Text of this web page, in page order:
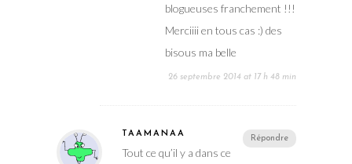
blogueuses franchement !!!
Merciiii en tous cas :) des
bisous ma belle
26 septembre 2014 at 17 h 48 min
Répondre
TAAMANAA
Tout ce qu’il y a dans ce